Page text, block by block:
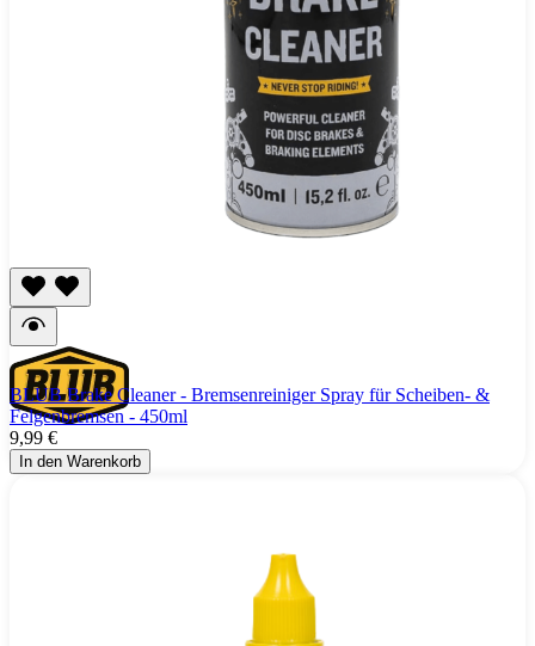
BLUB Brake Cleaner - Bremsenreiniger Spray für Scheiben- &
Felgenbremsen - 450ml
9,99 €
In den Warenkorb